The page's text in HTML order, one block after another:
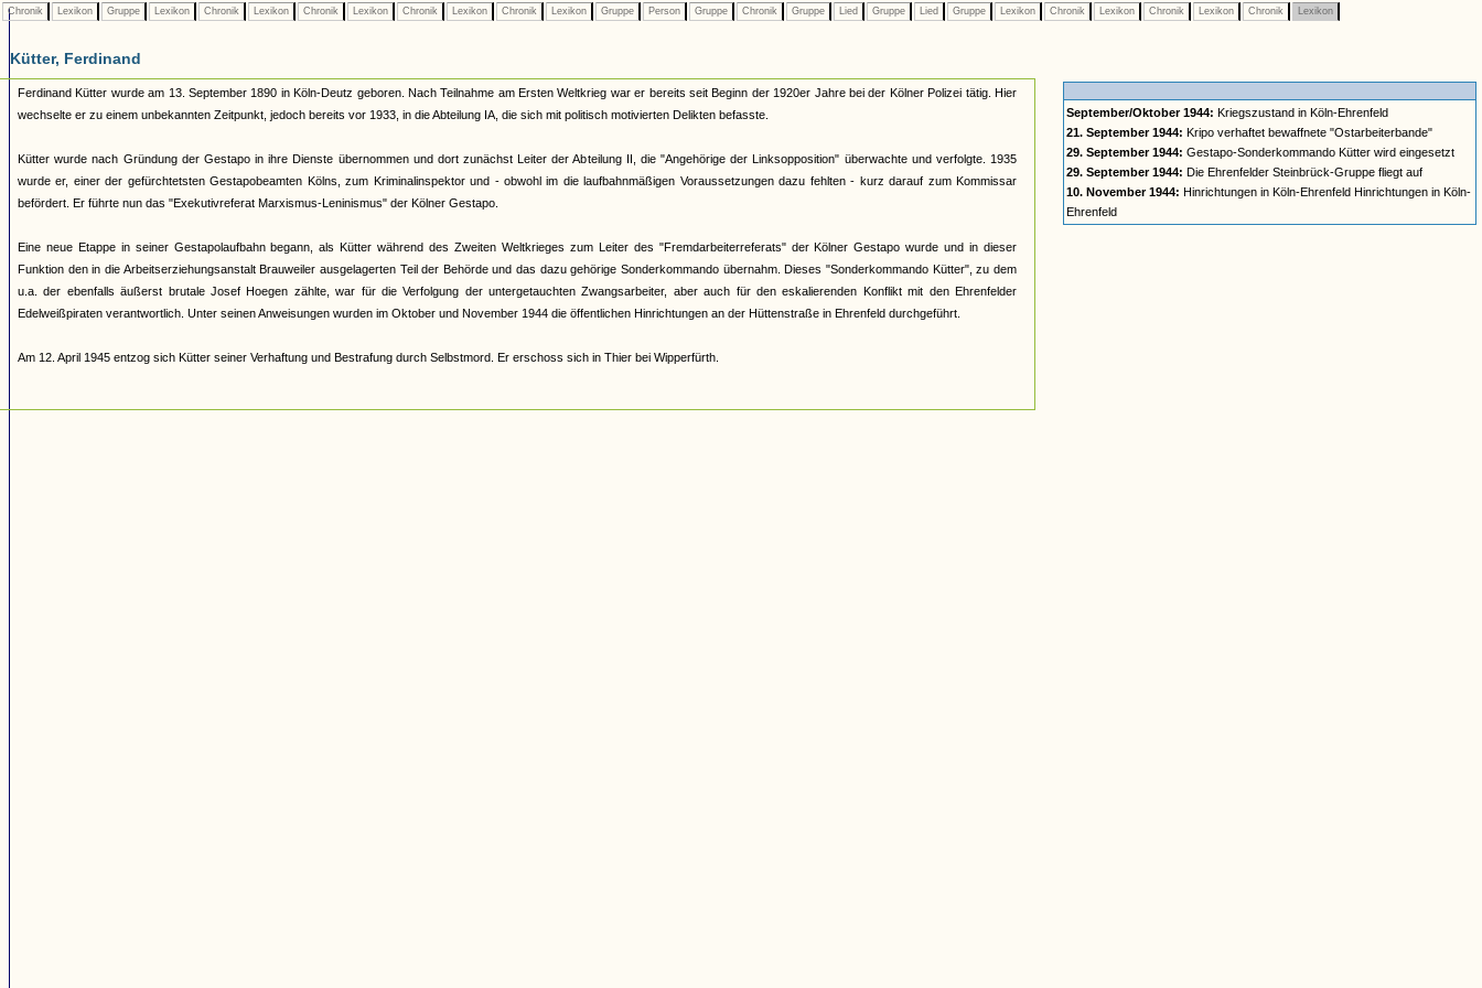
Chronik Lexikon Gruppe Lexikon Chronik Lexikon Chronik Lexikon Chronik Lexikon Chronik Lexikon Gruppe Person Gruppe Chronik Gruppe Lied Gruppe Lied Gruppe Lexikon Chronik Lexikon Chronik Lexikon Chronik Lexikon
Kütter, Ferdinand
Ferdinand Kütter wurde am 13. September 1890 in Köln-Deutz geboren. Nach Teilnahme am Ersten Weltkrieg war er bereits seit Beginn der 1920er Jahre bei der Kölner Polizei tätig. Hier
wechselte er zu einem unbekannten Zeitpunkt, jedoch bereits vor 1933, in die Abteilung IA, die sich mit politisch motivierten Delikten befasste.
Kütter wurde nach Gründung der Gestapo in ihre Dienste übernommen und dort zunächst Leiter der Abteilung II, die "Angehörige der Linksopposition" überwachte und verfolgte. 1935
wurde er, einer der gefürchtetsten Gestapobeamten Kölns, zum Kriminalinspektor und - obwohl im die laufbahnmäßigen Voraussetzungen dazu fehlten - kurz darauf zum Kommissar
befördert. Er führte nun das "Exekutivreferat Marxismus-Leninismus" der Kölner Gestapo.
Eine neue Etappe in seiner Gestapolaufbahn begann, als Kütter während des Zweiten Weltkrieges zum Leiter des "Fremdarbeiterreferats" der Kölner Gestapo wurde und in dieser
Funktion den in die Arbeitserziehungsanstalt Brauweiler ausgelagerten Teil der Behörde und das dazu gehörige Sonderkommando übernahm. Dieses "Sonderkommando Kütter", zu dem
u.a. der ebenfalls äußerst brutale Josef Hoegen zählte, war für die Verfolgung der untergetauchten Zwangsarbeiter, aber auch für den eskalierenden Konflikt mit den Ehrenfelder
Edelweißpiraten verantwortlich. Unter seinen Anweisungen wurden im Oktober und November 1944 die öffentlichen Hinrichtungen an der Hüttenstraße in Ehrenfeld durchgeführt.
Am 12. April 1945 entzog sich Kütter seiner Verhaftung und Bestrafung durch Selbstmord. Er erschoss sich in Thier bei Wipperfürth.
September/Oktober 1944: Kriegszustand in Köln-Ehrenfeld
21. September 1944: Kripo verhaftet bewaffnete "Ostarbeiterbande"
29. September 1944: Gestapo-Sonderkommando Kütter wird eingesetzt
29. September 1944: Die Ehrenfelder Steinbrück-Gruppe fliegt auf
10. November 1944: Hinrichtungen in Köln-Ehrenfeld Hinrichtungen in Köln-
Ehrenfeld